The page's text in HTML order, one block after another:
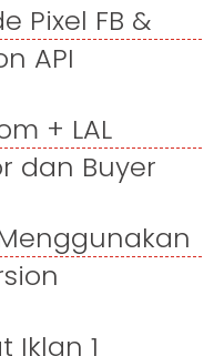
Pixel FB &
API
+ LAL
dan Buyer
Iklan 1